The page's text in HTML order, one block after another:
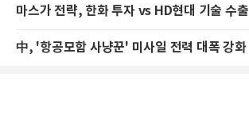
마스가 전략, 한화 투자 vs HD현대 기술 수출
中, '항공모함 사냥꾼' 미사일 전력 대폭 강화